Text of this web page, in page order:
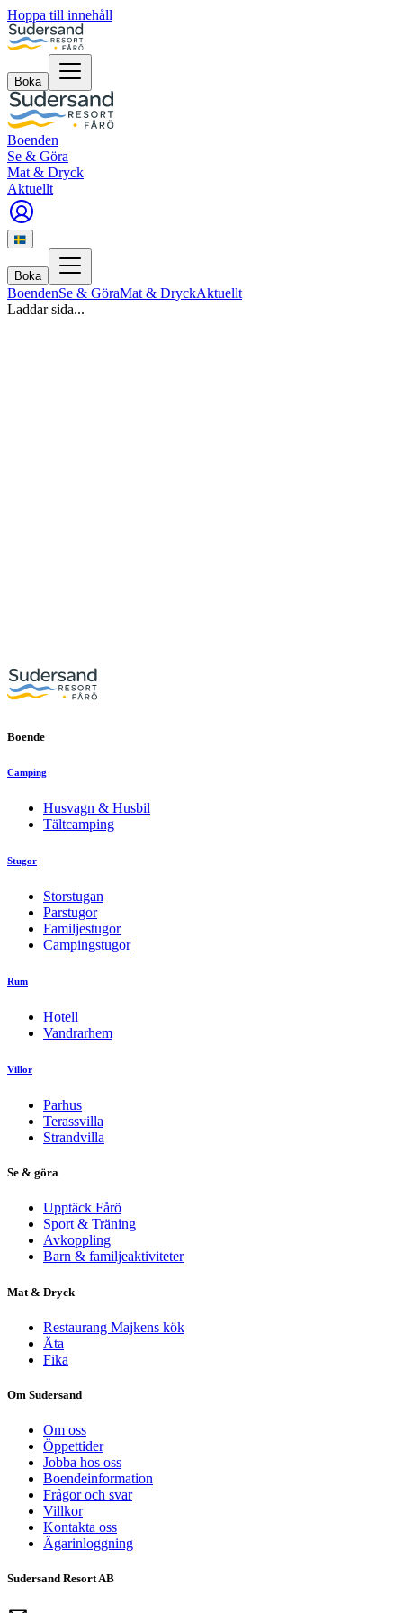
Hoppa till innehåll
Boka
Boenden
Se & Göra
Mat & Dryck
Aktuellt
Boka
BoendenSe & GöraMat & DryckAktuellt
Laddar sida...
Boende
Camping
Husvagn & Husbil
Tältcamping
Stugor
Storstugan
Parstugor
Familjestugor
Campingstugor
Rum
Hotell
Vandrarhem
Villor
Parhus
Terassvilla
Strandvilla
Se & göra
Upptäck Fårö
Sport & Träning
Avkoppling
Barn & familjeaktiviteter
Mat & Dryck
Restaurang Majkens kök
Äta
Fika
Om Sudersand
Om oss
Öppettider
Jobba hos oss
Boendeinformation
Frågor och svar
Villkor
Kontakta oss
Ägarinloggning
Sudersand Resort AB